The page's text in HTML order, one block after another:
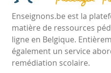
Enseignons.be est la
matière de ressources
ligne en Belgique.
également un service
remédiation scolaire.